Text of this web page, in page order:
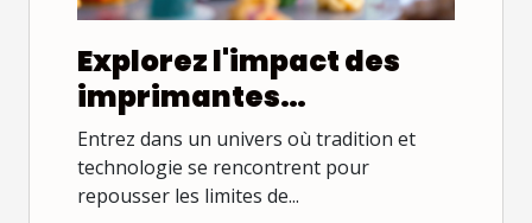
Explorez l'impact des
imprimantes
alimentaires sur l'art
pâtissier
Entrez dans un univers où tradition et
technologie se rencontrent pour
repousser les limites de...